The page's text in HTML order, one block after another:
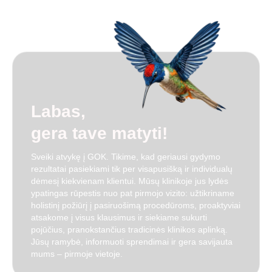
Labas,
gera tave matyti!
Sveiki atvykę į GOK. Tikime, kad geriausi gydymo
rezultatai pasiekiami tik per visapusišką ir individualų
dėmesį kiekvienam klientui . Mūsų klinikoje jus lydės
ypatingas rūpestis nuo pat pirmojo vizito: užtikriname
holistinį požiūrį į pasiruošimą procedūroms, proaktyviai
atsakome į visus klausimus ir siekiame sukurti
pojūčius, pranokstančius tradicinės klinikos aplinką
Jūsų ramybė, informuoti sprendimai ir gera savijauta
mums – pirmoje vietoje